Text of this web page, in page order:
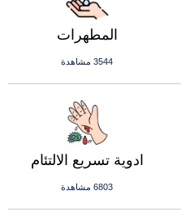
المطهرات
3544 مشاهدة
ادوية تسريع الالتئام
6803 مشاهدة